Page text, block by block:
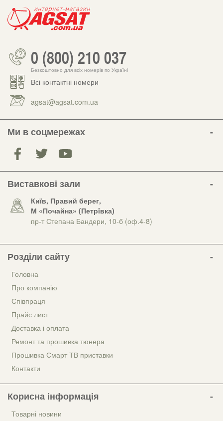
0 (800) 210 037
Безкоштовно для всіх номерів по Україні
Всі контактні номери
agsat@agsat.com.ua
Ми в соцмережах
Виставкові зали
Київ, Правий берег,
М «Почайна» (Петрiвка)
пр-т Степана Бандери, 10-б (оф.4-8)
Розділи сайту
Головна
Про компанію
Співпраця
Прайс лист
Доставка і оплата
Ремонт та прошивка тюнера
Прошивка Смарт ТВ приставки
Контакти
Корисна інформація
Товарні новини